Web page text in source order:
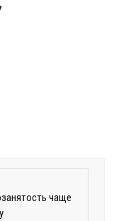
чаще